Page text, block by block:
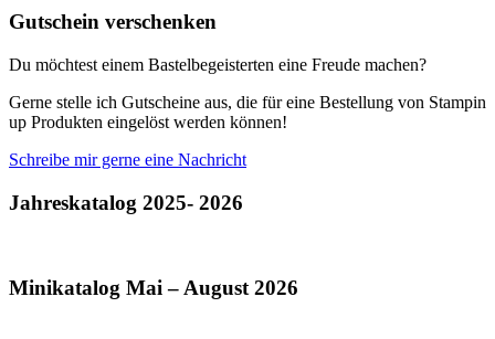
Gutschein verschenken
Du möchtest einem Bastelbegeisterten eine Freude machen?
Gerne stelle ich Gutscheine aus, die für eine Bestellung von Stampin
up Produkten eingelöst werden können!
Schreibe mir gerne eine Nachricht
Jahreskatalog 2025- 2026
Minikatalog Mai – August 2026